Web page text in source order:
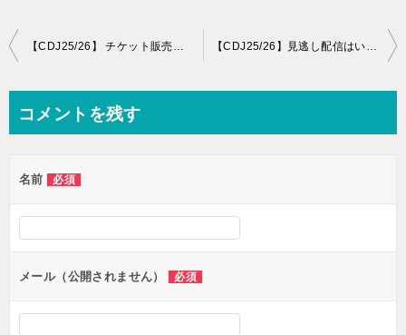
投
ビ
ー
シ
ン
【CDJ25/26】 チケット販売スケジュール｜いつから発売？価格・応募方法まとめ【COUNTDOWN JAPAN 25/26 】 【CDJ25/26】見逃し配信はいつ？どこで見れる？【COUNTDOWN JAPAN 25/26】
コメントを残す
名前 必須
メール（公開されません） 必須